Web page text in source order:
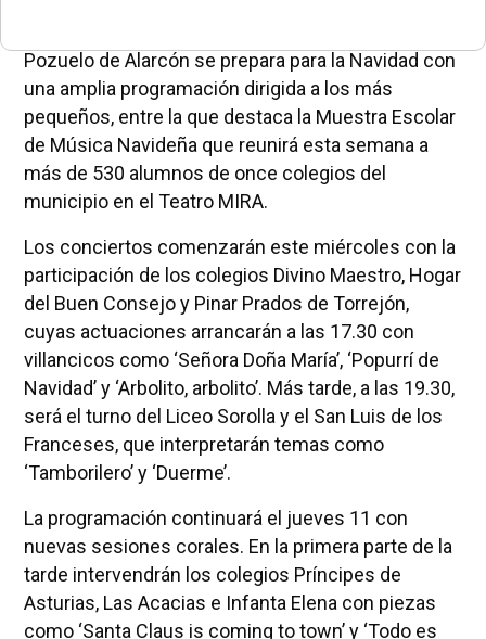
Pozuelo de Alarcón se prepara para la Navidad con
una amplia programación dirigida a los más
pequeños, entre la que destaca la Muestra Escolar
de Música Navideña que reunirá esta semana a
más de 530 alumnos de once colegios del
municipio en el Teatro MIRA.
Los conciertos comenzarán este miércoles con la
participación de los colegios Divino Maestro, Hogar
del Buen Consejo y Pinar Prados de Torrejón,
cuyas actuaciones arrancarán a las 17.30 con
villancicos como ‘Señora Doña María’, ‘Popurrí de
Navidad’ y ‘Arbolito, arbolito’. Más tarde, a las 19.30,
será el turno del Liceo Sorolla y el San Luis de los
Franceses, que interpretarán temas como
‘Tamborilero’ y ‘Duerme’.
La programación continuará el jueves 11 con
nuevas sesiones corales. En la primera parte de la
tarde intervendrán los colegios Príncipes de
Asturias, Las Acacias e Infanta Elena con piezas
como ‘Santa Claus is coming to town’ y ‘Todo es